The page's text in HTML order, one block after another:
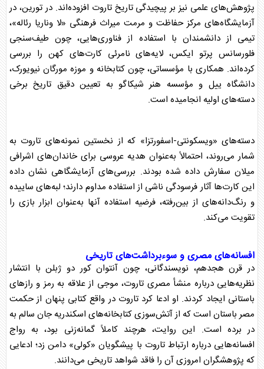
پژوهش‌های علمی نیز بر پیچیدگی تاریختاروت افزوده‌اند. در تورین، در
آزمایشگاه‌های مرکز حفاظت و مرمت میراث فرهنگی «لا وناریا رئاله»،
تیمی از دانشمندان با استفاده از فناوری‌هایی، چون طیف‌سنجی
فلورسانس پرتو ایکس، لایه‌های نامرئی کارت‌های کهن را بررسی
کرده‌اند. همکاری با مؤسساتی، چون کتابخانه و موزه مورگان نیویورک،
دانشگاه ییل و مؤسسه هنر شیکاگو به تعیین دقیق تاریخ برخی
دسته‌های اولیه انجامیده است.
دسته‌های «ویسکونتی-اسفورتزا» که از نخستین نمونه‌های تاروت به
شمار می‌روند، احتمالاً به‌عنوان هدیه عروسی برای خاندان‌های اشرافی
میلان سفارش داده شده بودند. بررسی‌های آزمایشگاهی نشان داده
این کارت‌ها آثار فرسودگی ناشی از استفاده مداوم دارند؛ لبه‌های ساییده
و رنگ‌دانه‌های از بین‌رفته، فرضیه استفاده آنها به‌عنوان ابزار بازی را
تقویت می‌کند.
افسانه‌های مصری و سوءبرداشت‌های تاریخی
در قرن هجدهم، نویسندگانی، چون آنتوان کور دو ژبلن با انتشار
نظریه‌هایی درباره منشأ مصری تاروت، موجی از علاقه به رمز و راز‌های
باستانی ایجاد کردند. او ادعا کرد تاروت در واقع کتابی پنهان از حکمت
مصر باستان است که از آتش‌سوزی کتابخانه‌های اسکندریه جان سالم به
در برده است. این روایت، هرچند کاملاً گمانه‌زنی بود، به رواج
افسانه‌هایی درباره ارتباطتاروت با پیشگویان «کولی» دامن زد؛ ادعایی
که پژوهشگران امروزی آن را فاقد شواهد تاریخی می‌دانند.